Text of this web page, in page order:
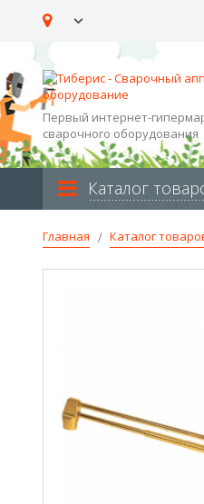
Первый интернет-
сварочного оборудования
Каталог
Главная Каталог